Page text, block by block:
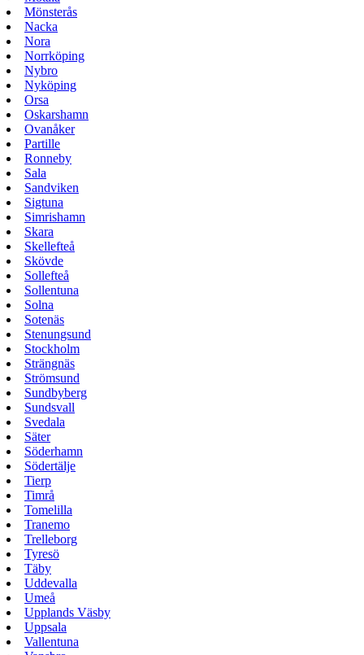
Mönsterås
Nacka
Nora
Norrköping
Nybro
Nyköping
Orsa
Oskarshamn
Ovanåker
Partille
Ronneby
Sala
Sandviken
Sigtuna
Simrishamn
Skara
Skellefteå
Skövde
Sollefteå
Sollentuna
Solna
Sotenäs
Stenungsund
Stockholm
Strängnäs
Strömsund
Sundbyberg
Sundsvall
Svedala
Säter
Söderhamn
Södertälje
Tierp
Timrå
Tomelilla
Tranemo
Trelleborg
Tyresö
Täby
Uddevalla
Umeå
Upplands Väsby
Uppsala
Vallentuna